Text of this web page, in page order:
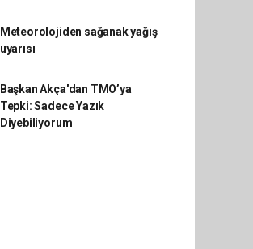
Meteorolojiden sağanak yağış
uyarısı
Başkan Akça'dan TMO’ya
Tepki: Sadece Yazık
Diyebiliyorum